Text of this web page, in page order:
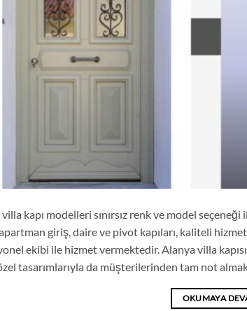
kapı modelleri sınırsız renk ve model
apartman giriş, daire ve pivot kapıları, kaliteli
ekibi ile hizmet vermektedir. Alanya villa
tasarımlarıyla da müşterilerinden tam not
OKUMAYA